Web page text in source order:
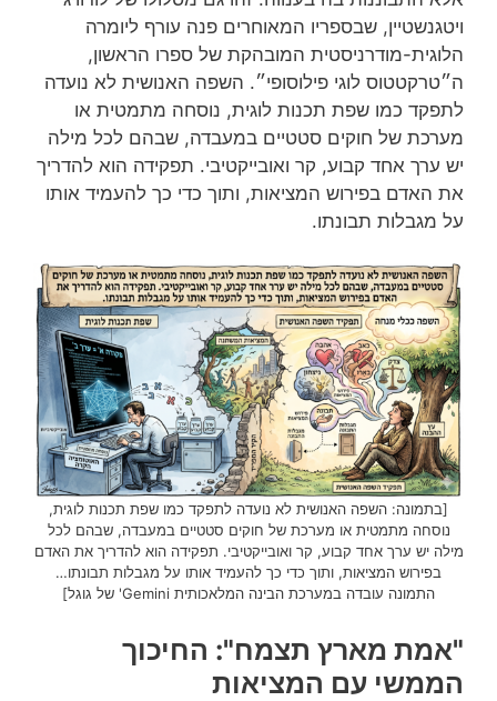
ויטגנשטיין, שבספריו המאוחרים פנה עורף ליומרה
הלוגית-מודרניסטית המובהקת של ספרו הראשון,
ה״טרקטטוס לוגי פילוסופי״. השפה האנושית לא נועדה
לתפקד כמו שפת תכנות לוגית, נוסחה מתמטית או
מערכת של חוקים סטטיים במעבדה, שבהם לכל מילה
יש ערך אחד קבוע, קר ואובייקטיבי. תפקידה הוא להדריך
את האדם בפירוש המציאות, ותוך כדי כך להעמיד אותו
על מגבלות תבונתו.
[בתמונה: השפה האנושית לא נועדה לתפקד כמו שפת תכנות לוגית,
נוסחה מתמטית או מערכת של חוקים סטטיים במעבדה, שבהם לכל
מילה יש ערך אחד קבוע, קר ואובייקטיבי. תפקידה הוא להדריך את האדם
בפירוש המציאות, ותוך כדי כך להעמיד אותו על מגבלות תבונתו…
התמונה עובדה במערכת הבינה המלאכותית Gemini' של גוגל]
"אמת מארץ תצמח": החיכוך
הממשי עם המציאות